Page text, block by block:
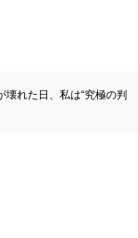
壊れた日、私は“究極の判